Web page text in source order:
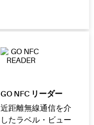
GO NFC リーダー
近距離無線通信を介
したラベル・ビュー